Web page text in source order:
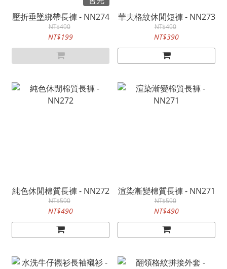
壓折垂墜綁帶長褲 - NN274
NT$490
NT$199
華夫格紋休閒短褲 - NN273
NT$490
NT$390
純色休閒棉質長褲 - NN272
NT$590
NT$490
渲染漸變棉質長褲 - NN271
NT$590
NT$490